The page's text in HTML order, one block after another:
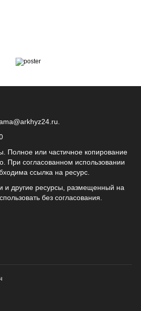
Полное или частичное копирование
При согласованном использовании
ссылка на ресурс.
и другие ресурсы, размещенный на
без согласования.